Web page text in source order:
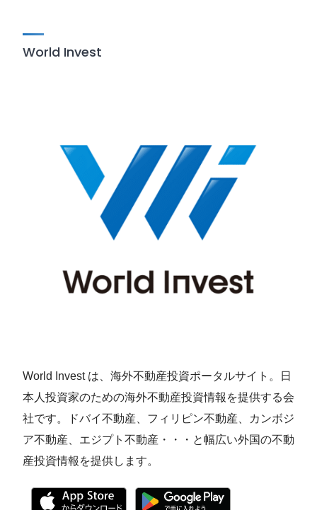
World Invest
World Invest は、海外不動産投資ポータルサイト。日
本人投資家のための海外不動産投資情報を提供する会
社です。ドバイ不動産、フィリピン不動産、カンボジ
ア不動産、エジプト不動産・・・と幅広い外国の不動
産投資情報を提供します。